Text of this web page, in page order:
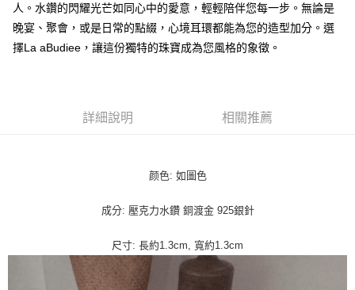
宅配
每筆NT$100，滿NT$1,000(含以上)免運費
人。水鑽的閃耀光芒如同心中的愛意，輕輕陪伴您每一步。無論是
晚宴、聚會，或是日常的點綴，心境耳環都能為您的造型加分。選
擇La aBudiee，讓這份獨特的珠寶成為您風格的象徵。
詳細說明 相關推薦
颜色: 如圖色
成分: 壓克力水鑽 銅渡金 925銀針
尺寸: 長約1.3cm, 寬約1.3cm